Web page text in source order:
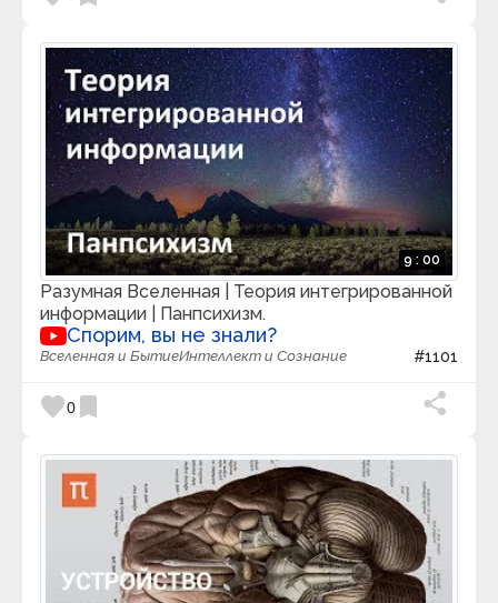
9 : 00
Разумная Вселенная | Теория интегрированной
информации | Панпсихизм.
Спорим, вы не знали?
Вселенная и БытиеИнтеллект и Сознание #1101
favorite0 bookmark